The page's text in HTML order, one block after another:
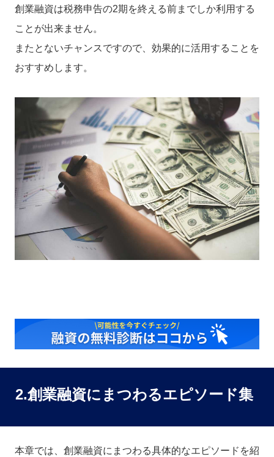
創業融資は税務申告の2期を終える前までしか利用する
ことが出来ません。
またとないチャンスですので、効果的に活用することを
おすすめします。
2.創業融資にまつわるエピソード集
本章では、創業融資にまつわる具体的なエピソードを紹